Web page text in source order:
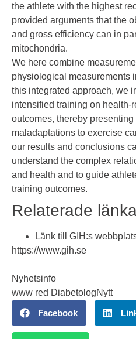
the athlete with the highest
provided arguments that the
and gross efficiency can in
mitochondria.
We here combine
physiological measurements
this integrated approach, we
intensified training on health-
outcomes, thereby
maladaptations to exercise
our results and conclusions
understand the complex
and health and to guide
training outcomes.
Relaterade
Länk till GIH:s
https://www.gih.se
Nyhetsinfo
www red DiabetologNytt
Facebook